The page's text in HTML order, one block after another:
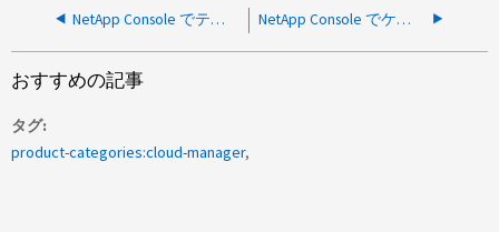
NetApp Console でテクニカル サポート ケースを作成できない NetApp Console でケースを作成できません。エラーが発生しました： 「ユーザーは要求されたシリアルの権限がありません」
おすすめの記事
タグ
product-categories:cloud-manager